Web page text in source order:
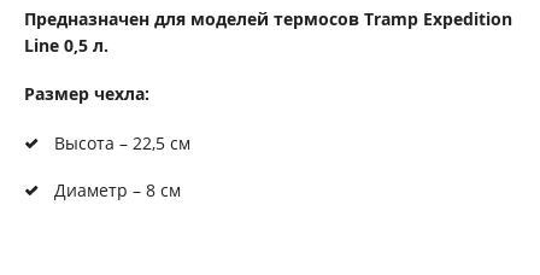
Предназначен для моделей термосов Tramp Expedition
Line 0,5 л.
Размер чехла:
Высота – 22,5 см
Диаметр – 8 см